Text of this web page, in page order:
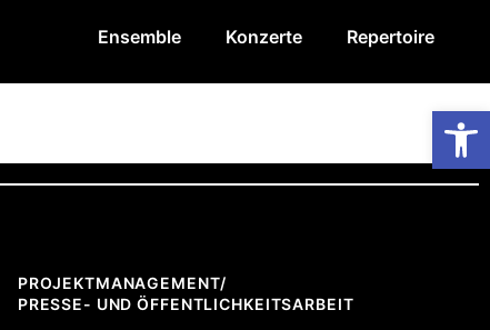
Ensemble Konzerte Repertoire
PROJEKTMANAGEMENT/
PRESSE- UND ÖFFENTLICHKEITSARBEIT